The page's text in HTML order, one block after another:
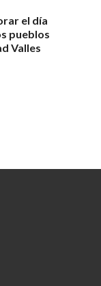
el día
pueblos
Valles